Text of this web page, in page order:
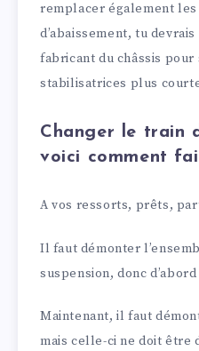
remplacer également les
d’abaissement, tu
fabricant du châssis pour
stabilisatrices plus
Changer le train
voici comment
A vos ressorts, prêts,
Il faut démonter
suspension, donc
Maintenant, il faut
mais celle-ci ne doit être